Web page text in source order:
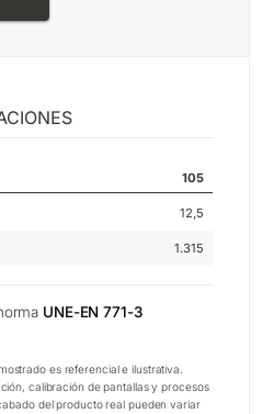
105
12,5
1.315
UNE-EN 771-3
es referencial e ilustrativa.
calibración de pantallas y procesos
del producto real pueden variar